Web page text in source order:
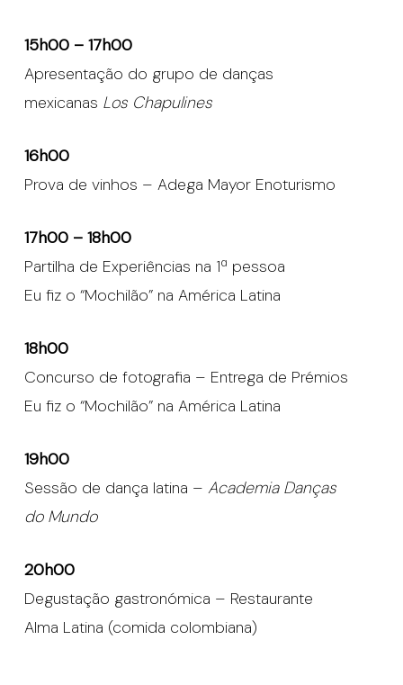
15h00 – 17h00
Apresentação do grupo de danças
mexicanas Los Chapulines
16h00
Prova de vinhos – Adega Mayor Enoturismo
17h00 – 18h00
Partilha de Experiências na 1ª pessoa
Eu fiz o “Mochilão” na América Latina
18h00
Concurso de fotografia – Entrega de Prémios
Eu fiz o “Mochilão” na América Latina
19h00
Sessão de dança latina – Academia Danças
do Mundo
20h00
Degustação gastronómica – Restaurante
Alma Latina (comida colombiana)